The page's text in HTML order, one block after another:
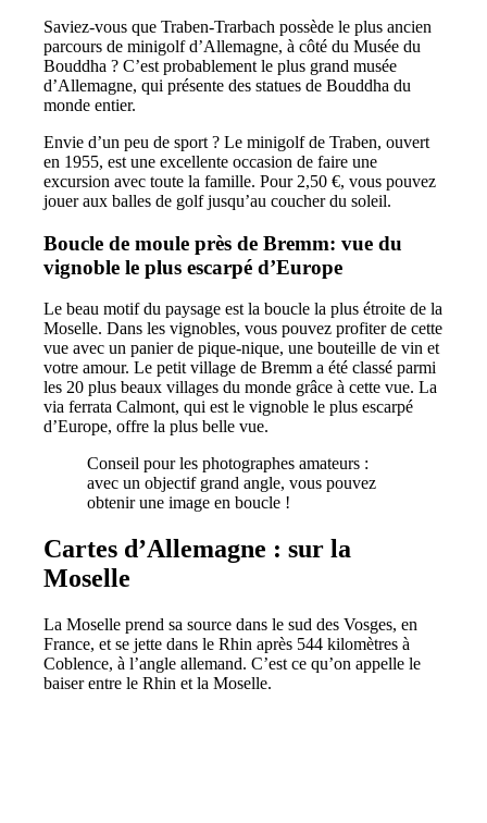
Saviez-vous que Traben-Trarbach possède le plus ancien
parcours de minigolf d’Allemagne, à côté du Musée du
Bouddha ? C’est probablement le plus grand musée
d’Allemagne, qui présente des statues de Bouddha du
monde entier.
Envie d’un peu de sport ? Le minigolf de Traben, ouvert
en 1955, est une excellente occasion de faire une
excursion avec toute la famille. Pour 2,50 €, vous pouvez
jouer aux balles de golf jusqu’au coucher du soleil.
Boucle de moule près de Bremm: vue du
vignoble le plus escarpé d’Europe
Le beau motif du paysage est la boucle la plus étroite de la
Moselle. Dans les vignobles, vous pouvez profiter de cette
vue avec un panier de pique-nique, une bouteille de vin et
votre amour. Le petit village de Bremm a été classé parmi
les 20 plus beaux villages du monde grâce à cette vue. La
via ferrata Calmont, qui est le vignoble le plus escarpé
d’Europe, offre la plus belle vue.
Conseil pour les photographes amateurs :
avec un objectif grand angle, vous pouvez
obtenir une image en boucle !
Cartes d’Allemagne : sur la
Moselle
La Moselle prend sa source dans le sud des Vosges, en
France, et se jette dans le Rhin après 544 kilomètres à
Coblence, à l’angle allemand. C’est ce qu’on appelle le
baiser entre le Rhin et la Moselle.